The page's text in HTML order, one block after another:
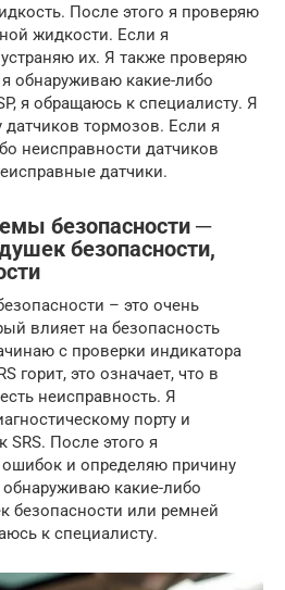
После этого я проверяю
жидкости. Если я
их. Я также проверяю
я обнаруживаю какие-либо
я обращаюсь к специалисту. Я
датчиков тормозов. Если я
неисправности датчиков
датчики.
безопасности ─
безопасности,
– это очень
влияет на безопасность
с проверки индикатора
горит, это означает, что в
неисправность. Я
порту и
После этого я
и определяю причину
какие-либо
безопасности или ремней
к специалисту.